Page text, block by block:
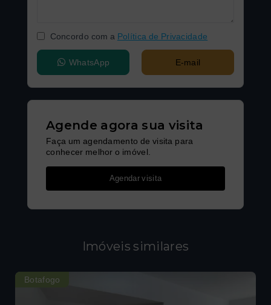
Concordo com a Política de Privacidade
WhatsApp E-mail
Agende agora sua visita
Faça um agendamento de visita para
conhecer melhor o imóvel.
Agendar visita
Imóveis similares
Botafogo